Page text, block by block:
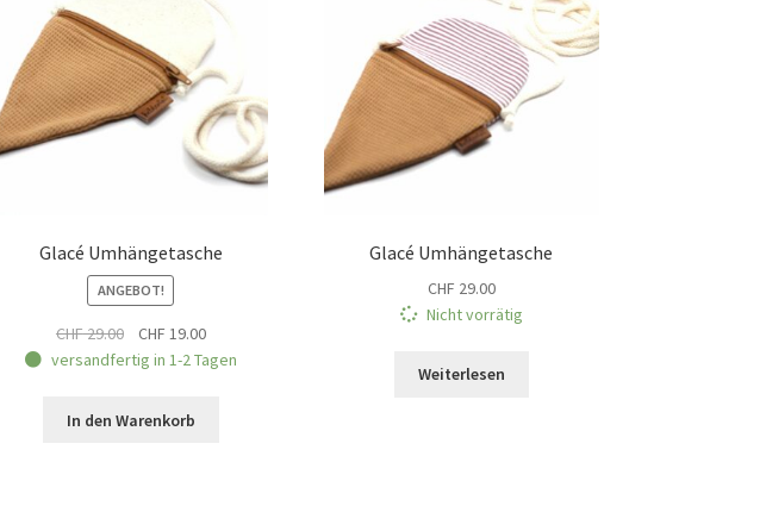
Glacé Umhängetasche
ANGEBOT!
CHF29.00
Ursprünglicher
Preis
CHF 29.00
CHF 19.00Aktueller
Preis
versandfertig in 1-2 Tagen
In den Warenkorb
Glacé Umhängetasche
CHF 29.00
Nicht vorrätig
Weiterlesen